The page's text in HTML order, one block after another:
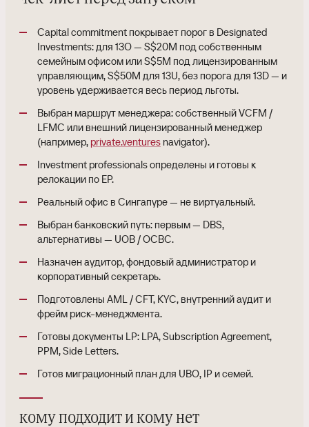
Capital commitment покрывает порог в Designated
Investments: для 13O — S$20M под собственным
семейным офисом или S$5M под лицензированным
управляющим, S$50M для 13U, без порога для 13D — и
уровень удерживается весь период льготы.
Выбран маршрут менеджера: собственный VCFM /
LFMC или внешний лицензированный менеджер
(например, private.ventures navigator).
Investment professionals определены и готовы к
релокации по EP.
Реальный офис в Сингапуре — не виртуальный.
Выбран банковский путь: первым — DBS,
альтернативы — UOB / OCBC.
Назначен аудитор, фондовый администратор и
корпоративный секретарь.
Подготовлены AML / CFT, KYC, внутренний аудит и
фрейм риск-менеджмента.
Готовы документы LP: LPA, Subscription Agreement,
PPM, Side Letters.
Готов миграционный план для UBO, IP и семей.
кому подходит и кому нет